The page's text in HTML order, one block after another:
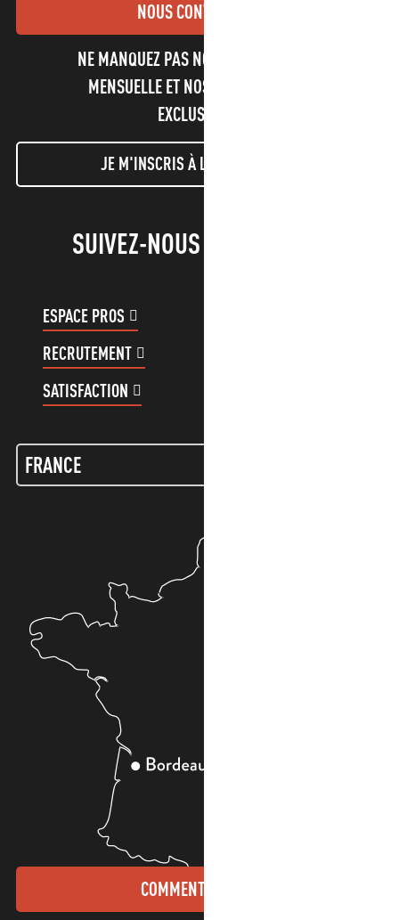
NOUS CONTACTER
NE MANQUEZ PAS NOTRE NEWSLETTER
MENSUELLE ET NOS INFORMATIONS
EXCLUSIVES !
JE M'INSCRIS À LA NEWSLETTER
SUIVEZ-NOUS !
ESPACE PROS
RECRUTEMENT
SATISFACTION
COMMENT VENIR ?